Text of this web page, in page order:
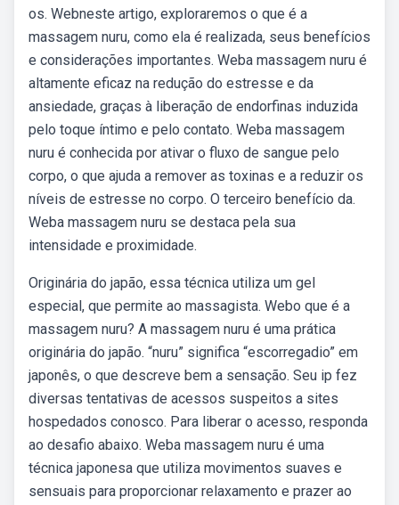
os. Webneste artigo, exploraremos o que é a
massagem nuru, como ela é realizada, seus benefícios
e considerações importantes. Weba massagem nuru é
altamente eficaz na redução do estresse e da
ansiedade, graças à liberação de endorfinas induzida
pelo toque íntimo e pelo contato. Weba massagem
nuru é conhecida por ativar o fluxo de sangue pelo
corpo, o que ajuda a remover as toxinas e a reduzir os
níveis de estresse no corpo. O terceiro benefício da.
Weba massagem nuru se destaca pela sua
intensidade e proximidade.
Originária do japão, essa técnica utiliza um gel
especial, que permite ao massagista. Webo que é a
massagem nuru? A massagem nuru é uma prática
originária do japão. “nuru” significa “escorregadio” em
japonês, o que descreve bem a sensação. Seu ip fez
diversas tentativas de acessos suspeitos a sites
hospedados conosco. Para liberar o acesso, responda
ao desafio abaixo. Weba massagem nuru é uma
técnica japonesa que utiliza movimentos suaves e
sensuais para proporcionar relaxamento e prazer ao